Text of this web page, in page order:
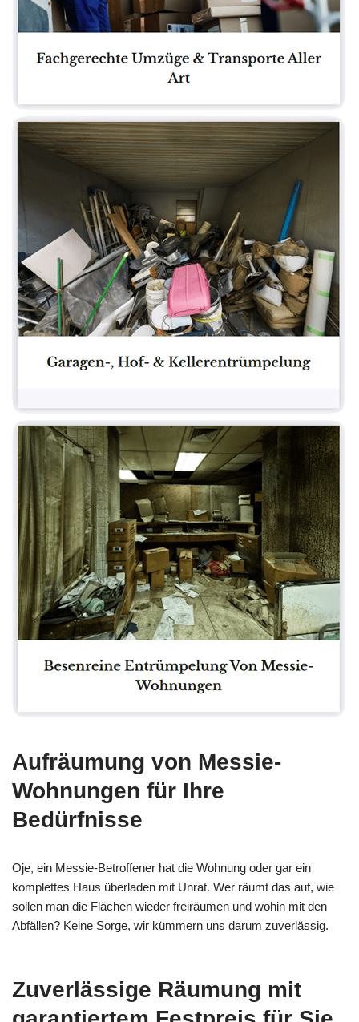
Aufräumung von Messie-
Wohnungen für Ihre
Bedürfnisse
Oje, ein Messie-Betroffener hat die Wohnung oder gar ein
komplettes Haus überladen mit Unrat. Wer räumt das auf, wie
sollen man die Flächen wieder freiräumen und wohin mit den
Abfällen? Keine Sorge, wir kümmern uns darum zuverlässig.
Zuverlässige Räumung mit